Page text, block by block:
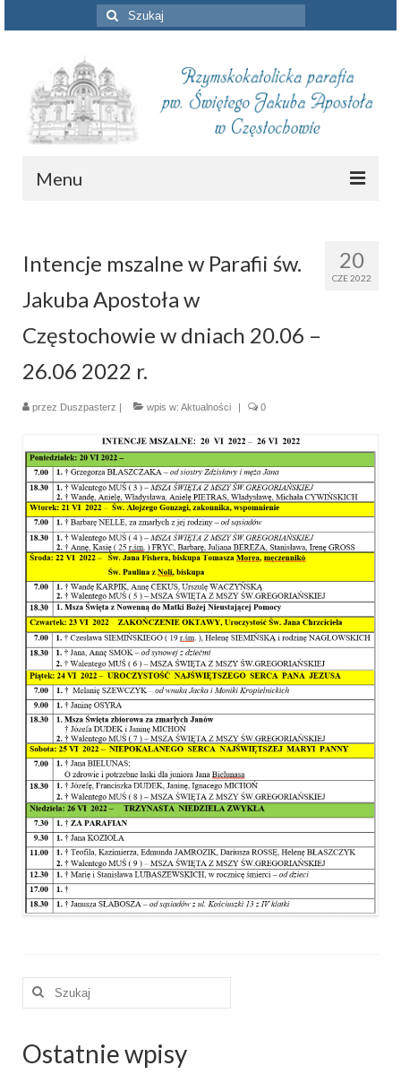
Szuklaj
w:
Menu
Intencje mszalne
Informacje duszpasterskie
Piszą o nas
Remont kościoła
Parafia
Historia
Duszpasterze
Nasz patron
Kościół Rektoracki
Vademecum
Wspólnoty parafialne
Katecheza parafialna
Niezbędnik Katolika
Kaplica Adoracji
Pracownicy
e-Katolik
Nabożeństwa
Nabożeństwa różne
Sakrament chrztu
Sakrament bierzmowania
20
CZE 2022
Intencje mszalne w Parafii św.
Jakuba Apostoła w
Częstochowie w dniach 20.06 –
26.06 2022 r.
przez Duszpasterz wpis w: Aktualności 0
Szuklaj
Ostatnie wpisy